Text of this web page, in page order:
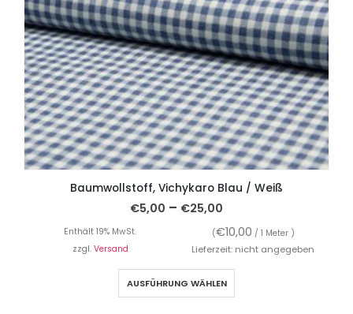
Baumwollstoff, Vichykaro Blau / Weiß
€5,00 – €25,00
Enthält 19% MwSt. (€10,00 / 1 Meter )
zzgl. Versand Lieferzeit: nicht angegeben
AUSFÜHRUNG WÄHLEN